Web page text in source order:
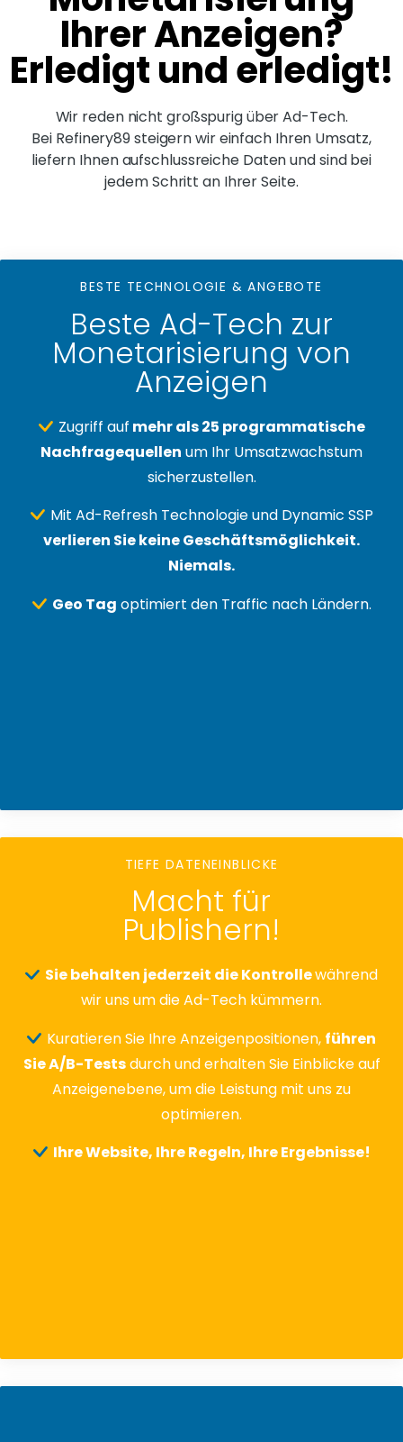
Ihrer Anzeigen?
Erledigt und erledigt!
Wir reden nicht großspurig über Ad-Tech.
Bei Refinery89 steigern wir einfach Ihren Umsatz,
liefern Ihnen aufschlussreiche Daten und sind bei
jedem Schritt an Ihrer Seite.
BESTE TECHNOLOGIE & ANGEBOTE
Beste Ad-Tech zur
Monetarisierung von
Anzeigen
Zugriff auf mehr als 25 programmatische
Nachfragequellen um Ihr Umsatzwachstum
sicherzustellen.
Mit Ad-Refresh Technologie und Dynamic SSP
verlieren Sie keine Geschäftsmöglichkeit.
Niemals.
Geo Tag optimiert den Traffic nach Ländern.
TIEFE DATENEINBLICKE
Macht für
Publishern!
Sie behalten jederzeit die Kontrollewährend
wir uns um die Ad-Tech kümmern.
Kuratieren Sie Ihre Anzeigenpositionen, führen
Sie A/B-Testsdurch und erhalten Sie Einblicke auf
Anzeigenebene, um die Leistung mit uns zu
optimieren.
Ihre Website, Ihre Regeln, Ihre Ergebnisse!